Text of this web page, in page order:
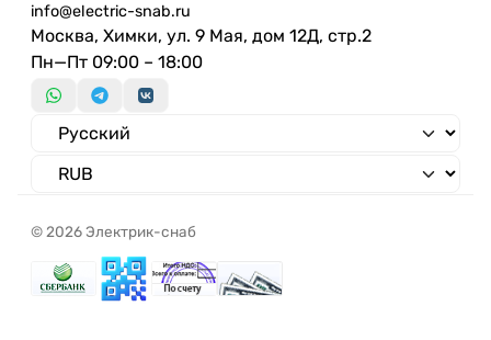
info@electric-snab.ru
Москва, Химки, ул. 9 Мая, дом 12Д, стр.2
Пн—Пт 09:00 – 18:00
© 2026 Электрик-снаб